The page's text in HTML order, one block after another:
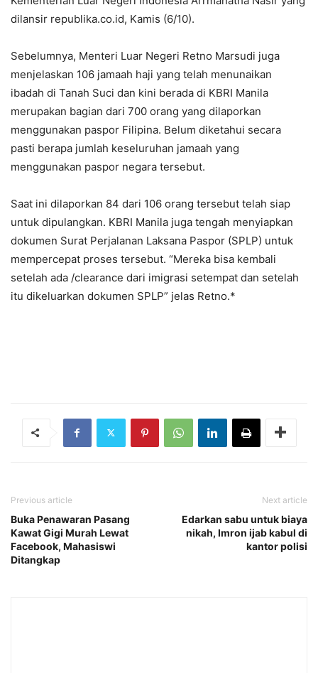
dilansir republika.co.id, Kamis (6/10).
Sebelumnya, Menteri Luar Negeri Retno Marsudi juga
menjelaskan 106 jamaah haji yang telah menunaikan
ibadah di Tanah Suci dan kini berada di KBRI Manila
merupakan bagian dari 700 orang yang dilaporkan
menggunakan paspor Filipina. Belum diketahui secara
pasti berapa jumlah keseluruhan jamaah yang
menggunakan paspor negara tersebut.
Saat ini dilaporkan 84 dari 106 orang tersebut telah siap
untuk dipulangkan. KBRI Manila juga tengah menyiapkan
dokumen Surat Perjalanan Laksana Paspor (SPLP) untuk
mempercepat proses tersebut. “Mereka bisa kembali
setelah ada /clearance dari imigrasi setempat dan setelah
itu dikeluarkan dokumen SPLP” jelas Retno.*
Previous article
Buka Penawaran Pasang
Kawat Gigi Murah Lewat
Facebook, Mahasiswi
Ditangkap
Next article
Edarkan sabu untuk biaya
nikah, Imron ijab kabul di
kantor polisi